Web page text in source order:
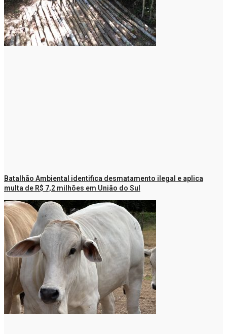
Batalhão Ambiental identifica desmatamento ilegal e aplica
multa de R$ 7,2 milhões em União do Sul